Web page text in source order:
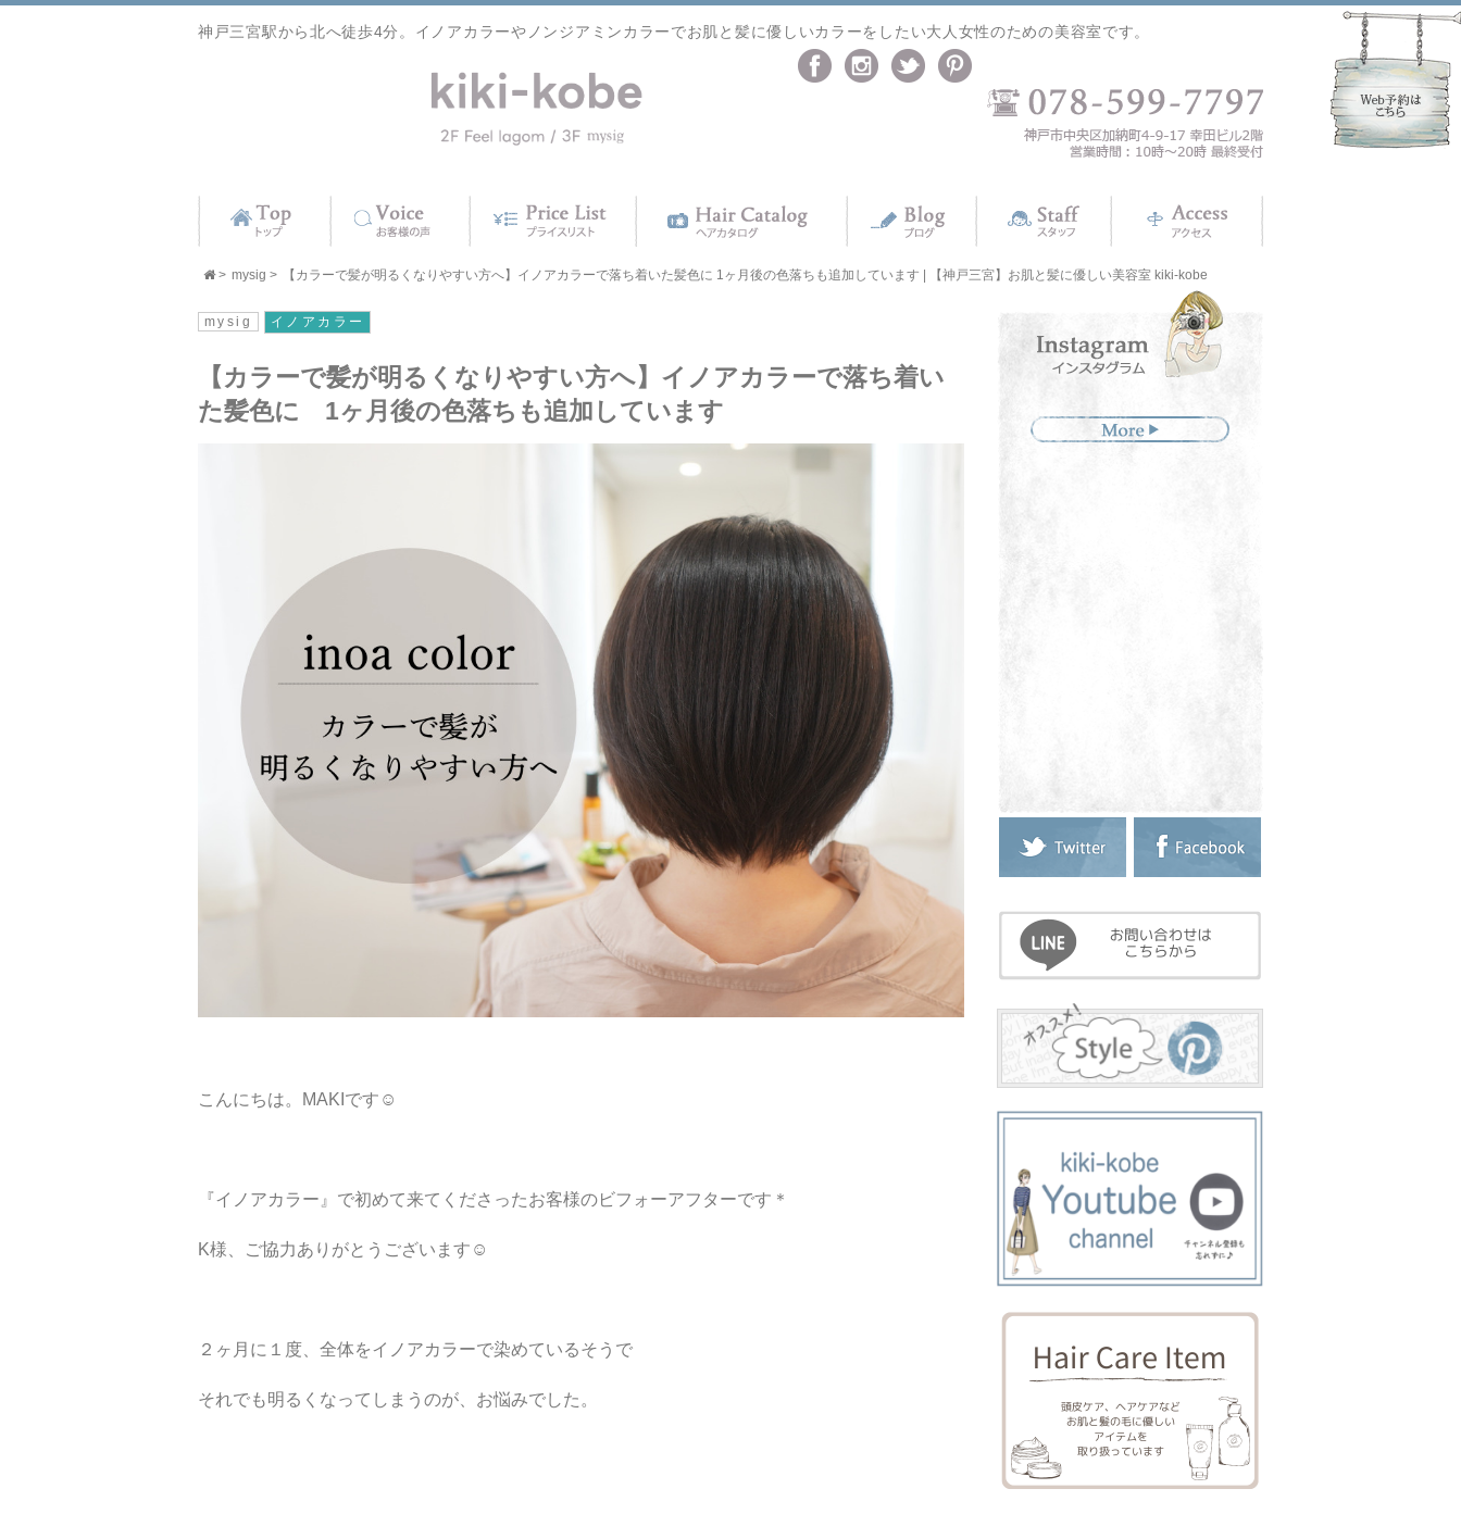
神戸三宮駅から北へ徒歩4分。イノアカラーやノンジアミンカラーでお肌と髪に優しいカラーをしたい大人女性のための美容室です。
> mysig > 【カラーで髪が明るくなりやすい方へ】イノアカラーで落ち着いた髪色に 1ヶ月後の色落ちも追加しています | 【神戸三宮】お肌と髪に優しい美容室 kiki-kobe
mysig イノアカラー
【カラーで髪が明るくなりやすい方へ】イノアカラーで落ち着い
た髪色に 1ヶ月後の色落ちも追加しています
こんにちは。MAKIです☺︎
『イノアカラー』で初めて来てくださったお客様のビフォーアフターです＊
K様、ご協力ありがとうございます☺︎
２ヶ月に１度、全体をイノアカラーで染めているそうで
それでも明るくなってしまうのが、お悩みでした。